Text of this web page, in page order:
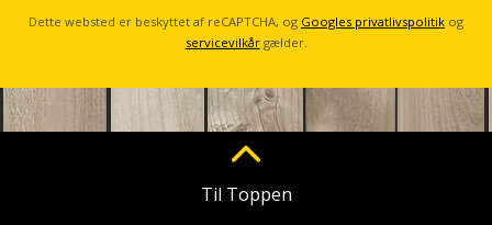
Rumdeler
Målebånd
Markeringsværktøj
Forlængerledning
Gummibåd
kajak
Havemøbler
Dette websted er beskyttet af reCAPTCHA, og Googles privatlivspolitik og
servicevilkårgælder.
Til Toppen